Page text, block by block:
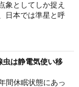
象としてしか捉え
日本では準星と呼
は静電気使い移
間休眠状態にあっ